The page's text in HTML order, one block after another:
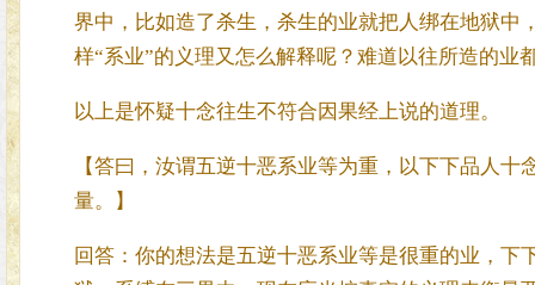
界中，比如造了杀生，杀生的业就把人绑在地狱
样“系业”的义理又怎么解释呢？难道以往所造的业
以上是怀疑十念往生不符合因果经上说的道理。
【答曰，汝谓五逆十恶系业等为重，以下下品人
量。】
回答：你的想法是五逆十恶系业等是很重的业，